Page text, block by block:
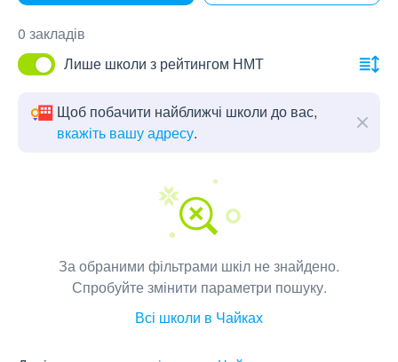
0 закладів
Лише школи з рейтингом НМТ
Щоб побачити найближчі школи до вас,
вкажіть вашу адресу.
За обраними фільтрами шкіл не знайдено.
Спробуйте змінити параметри пошуку.
Всі школи в Чайках